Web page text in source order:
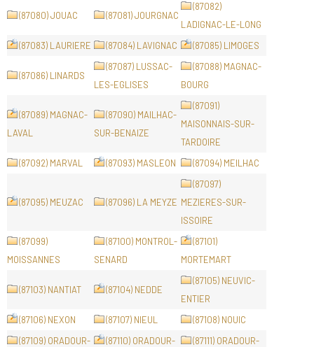
(87080) JOUAC (87081) JOURGNAC
(87082)
LADIGNAC-LE-LONG
(87083) LAURIERE
(87084) LAVIGNAC (87085) LIMOGES
(87086) LINARDS
(87087) LUSSAC-
LES-EGLISES
(87088) MAGNAC-
BOURG
(87089) MAGNAC-
LAVAL
(87090) MAILHAC-
SUR-BENAIZE
(87091)
MAISONNAIS-SUR-
TARDOIRE
(87092) MARVAL
(87093) MASLEON (87094) MEILHAC
(87095) MEUZAC (87096) LA MEYZE
(87097)
MEZIERES-SUR-
ISSOIRE
(87099)
MOISSANNES
(87100) MONTROL-
SENARD
(87101)
MORTEMART
(87103) NANTIAT (87104) NEDDE
(87105) NEUVIC-
ENTIER
(87106) NEXON
(87107) NIEUL
(87108) NOUIC
(87109) ORADOUR-
(87110) ORADOUR-
(87111) ORADOUR-